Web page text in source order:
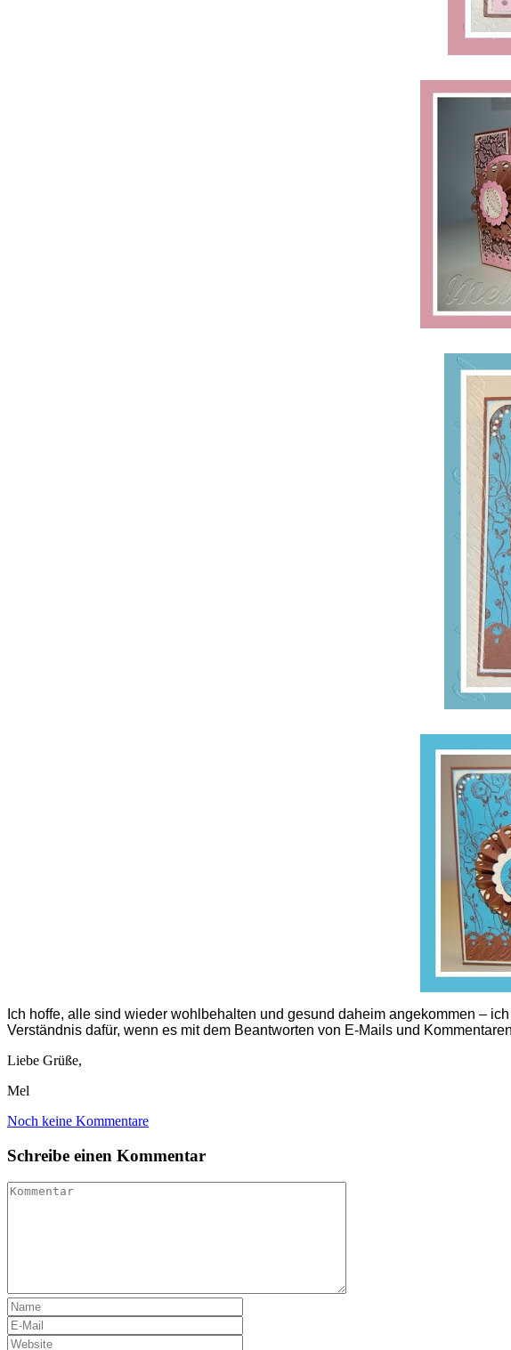
Ich hoffe, alle sind wieder wohlbehalten und gesund daheim angekommen –
Verständnis dafür, wenn es mit dem Beantworten von E-Mails und
Liebe Grüße,
Mel
Noch keine Kommentare
Schreibe einen Kommentar